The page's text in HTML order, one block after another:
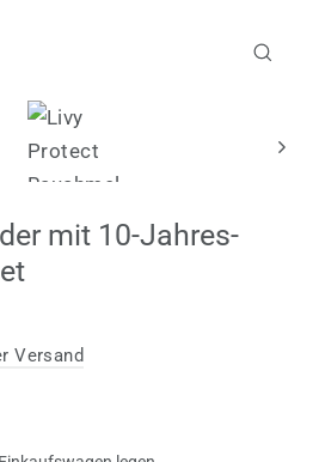
mit 10-Jahres-
Versand